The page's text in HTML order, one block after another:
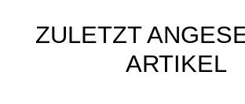
ZULETZT
ARTIKEL